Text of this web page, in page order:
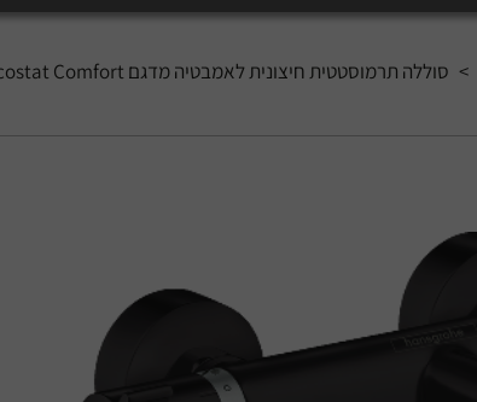
> סוללה תרמוסטטית חיצונית לאמבטיה מדגם Ecostat Comfort בגימור שחור מט